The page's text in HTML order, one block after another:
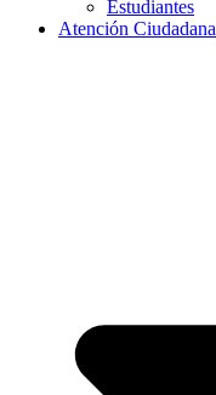
Estudiantes
Atención Ciudadana